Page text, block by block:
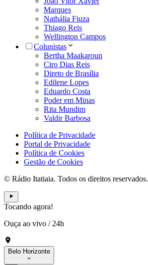
Marques
Nathália Fiuza
Thiago Reis
Wellington Campos
Colunistas
Bertha Maakaroun
Ciro Dias Reis
Direto de Brasília
Edilene Lopes
Eduardo Costa
Poder em Minas
Rita Mundim
Valdir Barbosa
Política de Privacidade
Portal de Privacidade
Política de Cookies
Gestão de Cookies
© Rádio Itatiaia. Todos os direitos reservados.
Tocando agora!
Ouça ao vivo / 24h
Belo Horizonte